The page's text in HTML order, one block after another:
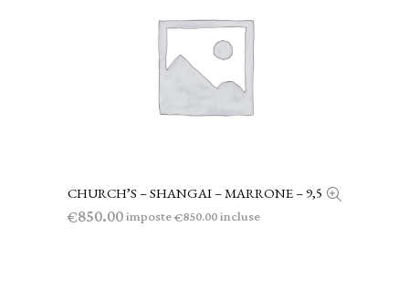
AGGIUNGI AL CARRELLO
CHURCH’S – SHANGAI – MARRONE – 9,5
€850.00imposte€850.00incluse